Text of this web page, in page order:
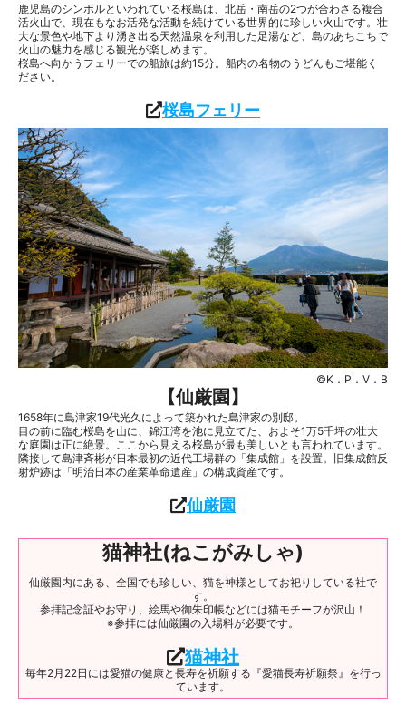
鹿児島のシンボルといわれている桜島は、北岳・南岳の2つが合わさる複合
活火山で、現在もなお活発な活動を続けている世界的に珍しい火山です。壮
大な景色や地下より湧き出る天然温泉を利用した足湯など、島のあちこちで
火山の魅力を感じる観光が楽しめます。
桜島へ向かうフェリーでの船旅は約15分。船内の名物のうどんもご堪能く
ださい。
桜島フェリー
©K．P．V．B
【仙厳園 】
1658年に島津家19代光久によって築かれた島津家の別邸。
目の前に臨む桜島を山に、錦江湾を池に見立てた、およそ1万5千坪の壮大
な庭園は正に絶景。ここから見える桜島が最も美しいとも言われています。
隣接して島津斉彬が日本最初の近代工場群の「集成館」を設置。旧集成館反
射炉跡は「明治日本の産業革命遺産」の構成資産です。
仙厳園
猫神社(ねこがみしゃ)
仙厳園内にある、全国でも珍しい、猫を神様としてお祀りしている社で
す。
参拝記念証やお守り、絵馬や御朱印帳などには猫モチーフが沢山！
※参拝には仙厳園の入場料が必要です。
猫神社
毎年2月22日には愛猫の健康と長寿を祈願する『愛猫長寿祈願祭』を行っ
ています。